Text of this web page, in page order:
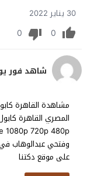
30 يناير 2022
0
0
شاهد فور
على موقع دكتنا